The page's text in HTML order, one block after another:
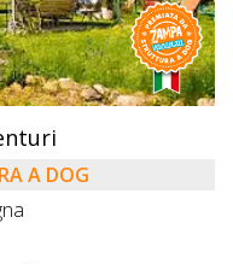
A DOG